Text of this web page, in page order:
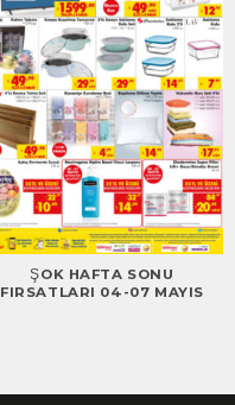
ŞOK HAFTA SONU
FIRSATLARI 04-07 MAYIS